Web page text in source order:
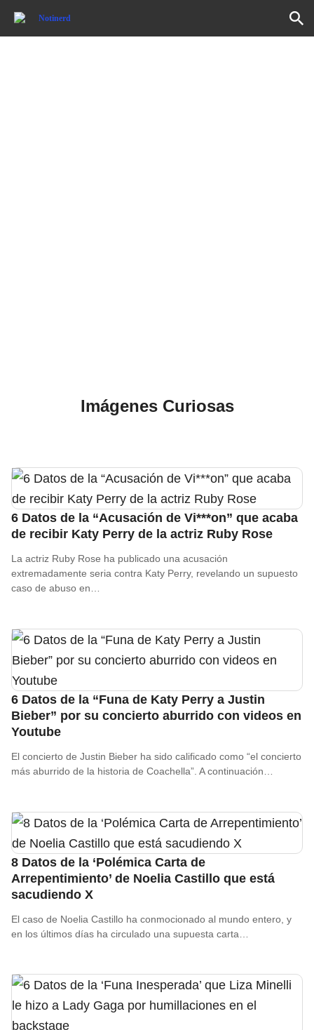
Imágenes Curiosas
6 Datos de la “Acusación de Vi***on” que acaba
de recibir Katy Perry de la actriz Ruby Rose
La actriz Ruby Rose ha publicado una acusación
extremadamente seria contra Katy Perry, revelando un supuesto
caso de abuso en…
6 Datos de la “Funa de Katy Perry a Justin
Bieber” por su concierto aburrido con videos en
Youtube
El concierto de Justin Bieber ha sido calificado como “el concierto
más aburrido de la historia de Coachella”. A continuación…
8 Datos de la ‘Polémica Carta de
Arrepentimiento’ de Noelia Castillo que está
sacudiendo X
El caso de Noelia Castillo ha conmocionado al mundo entero, y
en los últimos días ha circulado una supuesta carta…